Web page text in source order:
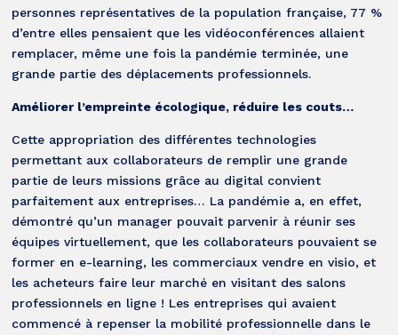
personnes représentatives de la population française, 77 %
d’entre elles pensaient que les vidéoconférences allaient
remplacer, même une fois la pandémie terminée, une
grande partie des déplacements professionnels.
Améliorer l’empreinte écologique, réduire les couts…
Cette appropriation des différentes technologies
permettant aux collaborateurs de remplir une grande
partie de leurs missions grâce au digital convient
parfaitement aux entreprises… La pandémie a, en effet,
démontré qu’un manager pouvait parvenir à réunir ses
équipes virtuellement, que les collaborateurs pouvaient se
former en e-learning, les commerciaux vendre en visio, et
les acheteurs faire leur marché en visitant des salons
professionnels en ligne ! Les entreprises qui avaient
commencé à repenser la mobilité professionnelle dans le